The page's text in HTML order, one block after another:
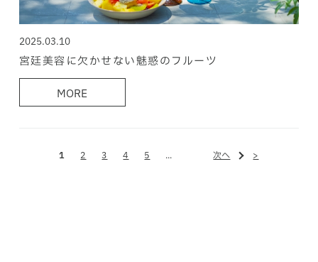
2025.03.10
宮廷美容に欠かせない魅惑のフルーツ
MORE
1 2 3 4 5 ... 次へ >